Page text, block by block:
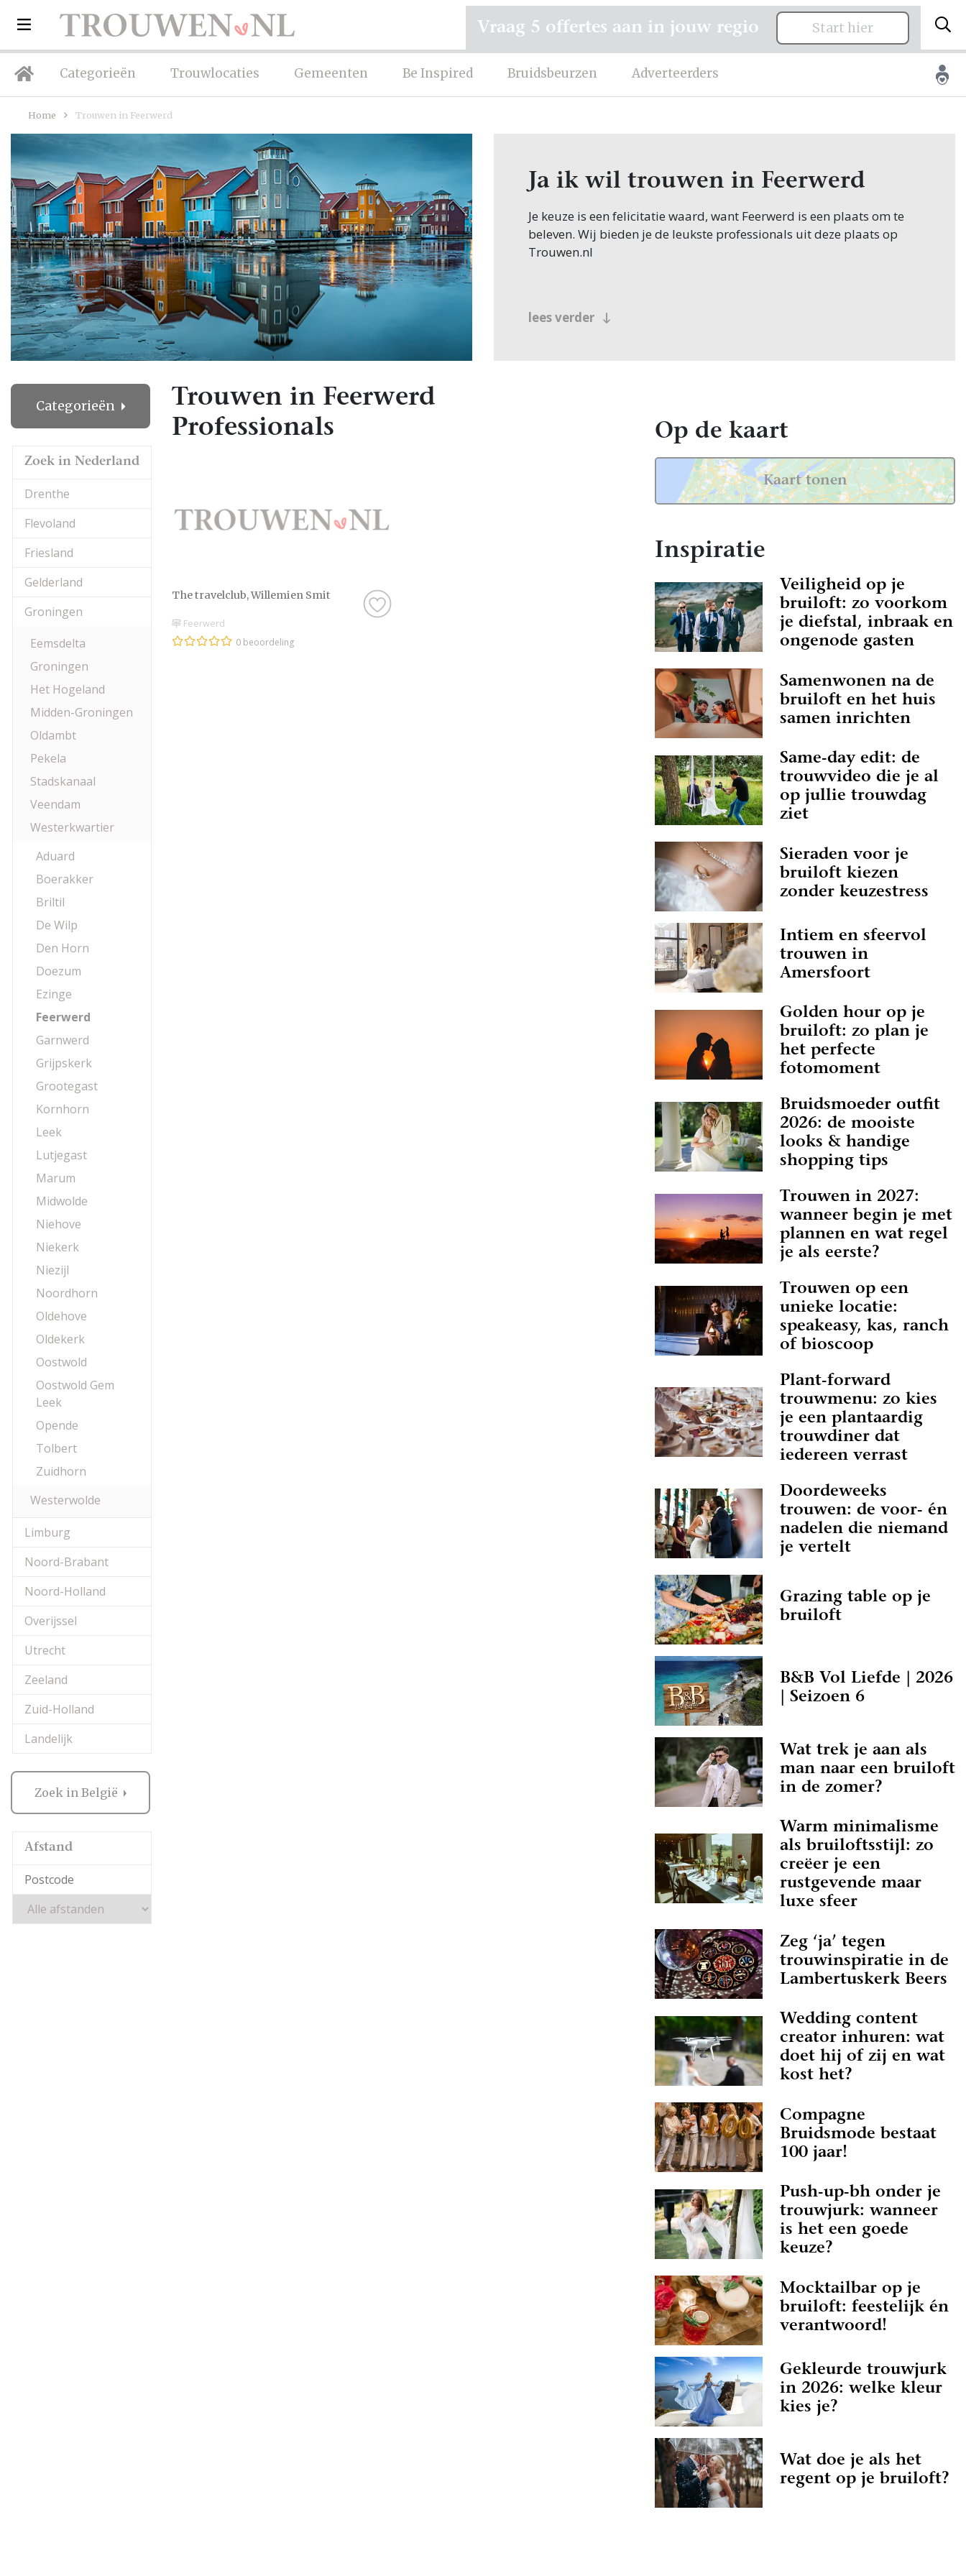
Categorieën Trouwlocaties Gemeenten Be Inspired Bruidsbeurzen Adverteerders
Vraag 5 offertes aan in jouw regio Start hier
Home Trouwen in Feerwerd
Ja ik wil trouwen in Feerwerd
Je keuze is een felicitatie waard, want Feerwerd is een plaats om te
beleven. Wij bieden je de leukste professionals uit deze plaats op
Trouwen.nl
lees verder
Categorieën
Zoek in Nederland
Drenthe
Flevoland
Friesland
Gelderland
Groningen
Eemsdelta
Groningen
Het Hogeland
Midden-Groningen
Oldambt
Pekela
Stadskanaal
Veendam
Westerkwartier
Aduard
Boerakker
Briltil
De Wilp
Den Horn
Doezum
Ezinge
Feerwerd
Garnwerd
Grijpskerk
Grootegast
Kornhorn
Leek
Lutjegast
Marum
Midwolde
Niehove
Niekerk
Niezijl
Noordhorn
Oldehove
Oldekerk
Oostwold
Oostwold Gem
Leek
Opende
Tolbert
Zuidhorn
Westerwolde
Limburg
Noord-Brabant
Noord-Holland
Overijssel
Utrecht
Zeeland
Zuid-Holland
Landelijk
Zoek in België
Afstand
Trouwen in Feerwerd
Professionals
The travelclub, Willemien Smit
Feerwerd
0 beoordeling
Op de kaart
Kaart tonen
Inspiratie
Veiligheid op je
bruiloft: zo voorkom
je diefstal, inbraak en
ongenode gasten
Samenwonen na de
bruiloft en het huis
samen inrichten
Same-day edit: de
trouwvideo die je al
op jullie trouwdag
ziet
Sieraden voor je
bruiloft kiezen
zonder keuzestress
Intiem en sfeervol
trouwen in
Amersfoort
Golden hour op je
bruiloft: zo plan je
het perfecte
fotomoment
Bruidsmoeder outfit
2026: de mooiste
looks & handige
shopping tips
Trouwen in 2027:
wanneer begin je met
plannen en wat regel
je als eerste?
Trouwen op een
unieke locatie:
speakeasy, kas, ranch
of bioscoop
Plant-forward
trouwmenu: zo kies
je een plantaardig
trouwdiner dat
iedereen verrast
Doordeweeks
trouwen: de voor- én
nadelen die niemand
je vertelt
Grazing table op je
bruiloft
B&B Vol Liefde | 2026
| Seizoen 6
Wat trek je aan als
man naar een bruiloft
in de zomer?
Warm minimalisme
als bruiloftsstijl: zo
creëer je een
rustgevende maar
luxe sfeer
Zeg ‘ja’ tegen
trouwinspiratie in de
Lambertuskerk Beers
Wedding content
creator inhuren: wat
doet hij of zij en wat
kost het?
Compagne
Bruidsmode bestaat
100 jaar!
Push-up-bh onder je
trouwjurk: wanneer
is het een goede
keuze?
Mocktailbar op je
bruiloft: feestelijk én
verantwoord!
Gekleurde trouwjurk
in 2026: welke kleur
kies je?
Wat doe je als het
regent op je bruiloft?